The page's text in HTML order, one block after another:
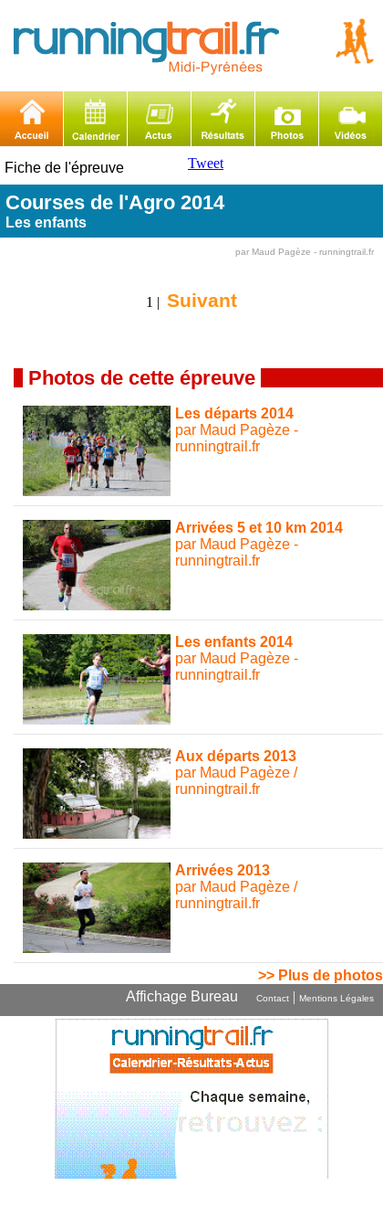
Fiche de l'épreuve Tweet
Courses de l'Agro 2014
Les enfants
par Maud Pagèze - runningtrail.fr
1 | Suivant
Photos de cette épreuve
Les départs 2014
par Maud Pagèze -
runningtrail.fr
Arrivées 5 et 10 km 2014
par Maud Pagèze -
runningtrail.fr
Les enfants 2014
par Maud Pagèze -
runningtrail.fr
Aux départs 2013
par Maud Pagèze /
runningtrail.fr
Arrivées 2013
par Maud Pagèze /
runningtrail.fr
>> Plus de photos
Affichage Bureau
Contact | Mentions Légales